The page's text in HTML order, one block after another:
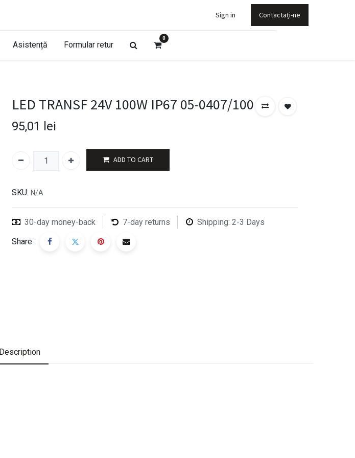
Sign in Contactați-ne
Asistență Formular retur
0
LED TRANSF 24V 100W IP67 05-0407/100
95,01 lei
ADD TO CART
SKU: N/A
30-day money-back 7-day returns
Shipping: 2-3 Days
Share :
Description